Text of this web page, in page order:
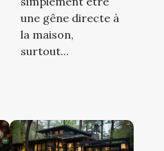
une gêne directe à
la maison,
surtout...